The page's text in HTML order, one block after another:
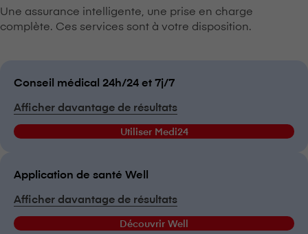
Une assurance intelligente, une prise en charge
complète. Ces services sont à votre disposition.
Conseil médical 24h/24 et 7j/7
Afficher davantage de résultats
Utiliser Medi24
Application de santé Well
Afficher davantage de résultats
Découvrir Well